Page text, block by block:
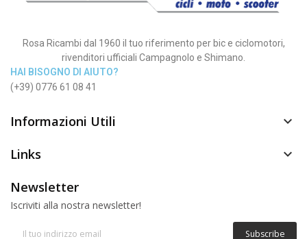
Rosa Ricambi dal 1960 il tuo riferimento per bic e ciclomotori,
rivenditori ufficiali Campagnolo e Shimano.
HAI BISOGNO DI AIUTO?
(+39) 0776 61 08 41
Informazioni Utili 
Links 
Newsletter
Iscriviti alla nostra newsletter!
Subscribe